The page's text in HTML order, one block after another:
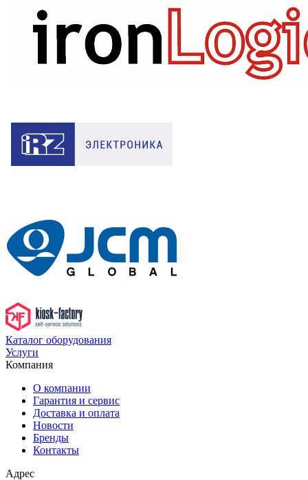
Каталог оборудования
Услуги
Компания
О компании
Гарантия и сервис
Доставка и оплата
Новости
Бренды
Контакты
Адрес